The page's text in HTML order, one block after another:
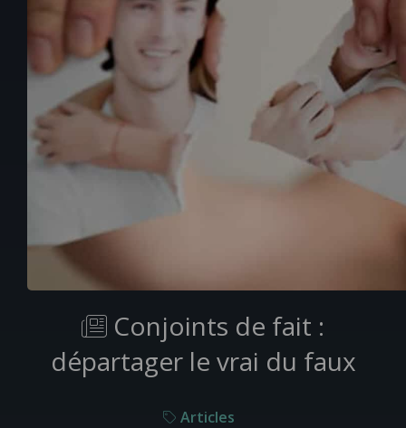
Conjoints de fait :
départager le vrai du faux
Articles